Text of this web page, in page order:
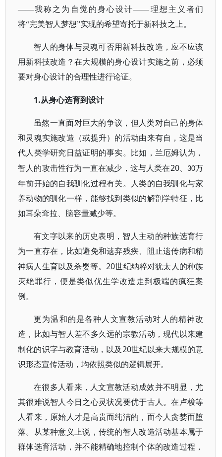
——我称之为自觉的身心设计——理想主义者们
将“完美智人梦想”实现的希望寄托于新科技之上。
智人的身体与灵魂可否用新科技改造，应不应该
用新科技改造？在大规模的身心设计实施之前，必须
要对身心设计的合理性进行论证。
1.从身心选育到设计
虽然一直面对巨大的争议，但人类对自己的身体
和灵魂实施改造（或提升）的活动由来有自，这是当
代人类学研究日益证明的事实。比如，兰厄姆认为，
智人的攻击性行为一直在减少，这与人类在20、 30万
年前开始的自我驯化过程有关。人类的自我驯化与家
养动物的驯化一样，能够找到类似的解剖学特征，比
如耳朵耷拉、脑容量减少等。
有文字以来的历史表明，智人主动的种族选育行
为一直存在，比如避免和遗弃残疾、阻止遗传病和精
神病人生育以及杀婴等。 20世纪纳粹对犹太人的种族
灭绝罪行，便是类似优生学改造走到极端的疯狂案
例。
更为温和的是各种人文宣教活动对人的精神改
造，比如与智人差不多久远的宗教活动，现代以来建
制化的识字与教育活动，以及 20世纪以来大规模的意
识形态宣传活动，均依照类似的逻辑展开。
在很多人看来，人文宣教活动成效并不明显，尤
其很难说智人今日之心灵状况要优于古人。在卢梭等
人看来，原始人才是高贵而纯洁的，而今人贪婪而堕
落。从某种意义上说，传统的智人改造活动基本属于
群体选育活动，并不能精确地控制个体的改造过程，